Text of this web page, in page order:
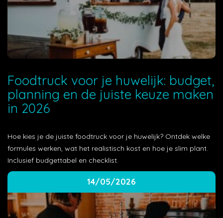
Foodtruck voor je huwelijk: budget,
planning en de juiste keuze maken
in 2026
Hoe kies je de juiste foodtruck voor je huwelijk? Ontdek welke
formules werken, wat het realistisch kost en hoe je slim plant.
Inclusief budgettabel en checklist.
14/05/2026